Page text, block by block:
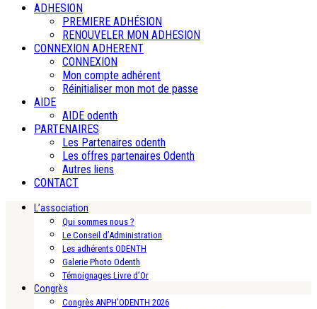
ADHESION
PREMIERE ADHÉSION
RENOUVELER MON ADHESION
CONNEXION ADHERENT
CONNEXION
Mon compte adhérent
Réinitialiser mon mot de passe
AIDE
AIDE odenth
PARTENAIRES
Les Partenaires odenth
Les offres partenaires Odenth
Autres liens
CONTACT
L’association
Qui sommes nous ?
Le Conseil d’Administration
Les adhérents ODENTH
Galerie Photo Odenth
Témoignages Livre d’Or
Congrès
Congrès ANPH’ODENTH 2026